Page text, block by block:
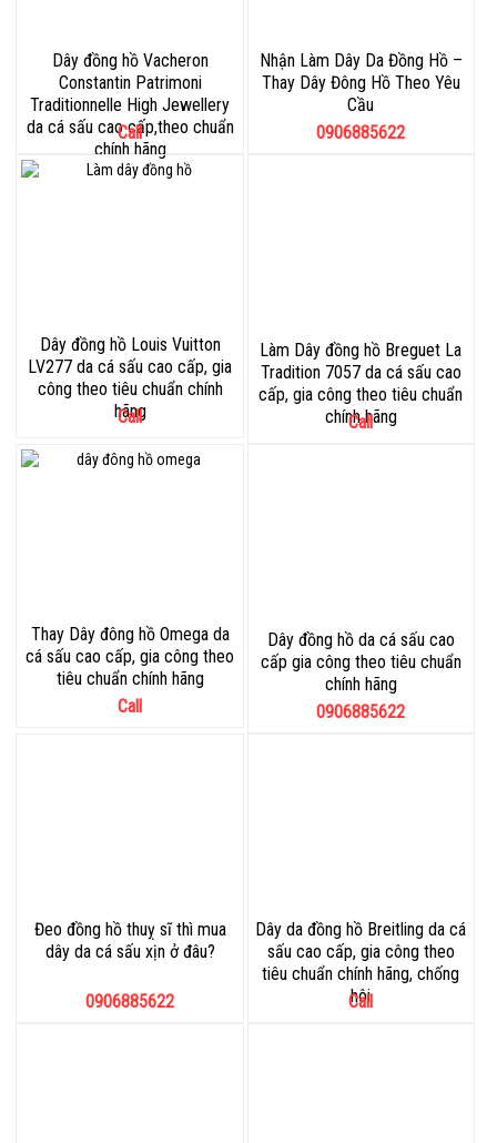
Dây đồng hồ Vacheron
Constantin Patrimoni
Traditionnelle High Jewellery
da cá sấu cao cấp,theo chuẩn
chính hãng
Call
Nhận Làm Dây Da Đồng Hồ –
Thay Dây Đông Hồ Theo Yêu
Cầu
0906885622
Dây đồng hồ Louis Vuitton
LV277 da cá sấu cao cấp, gia
công theo tiêu chuẩn chính
hãng
Call
Làm Dây đồng hồ Breguet La
Tradition 7057 da cá sấu cao
cấp, gia công theo tiêu chuẩn
chính hãng
Call
Thay Dây đông hồ Omega da
cá sấu cao cấp, gia công theo
tiêu chuẩn chính hãng
Call
Dây đồng hồ da cá sấu cao
cấp gia công theo tiêu chuẩn
chính hãng
0906885622
Đeo đồng hồ thuỵ sĩ thì mua
dây da cá sấu xịn ở đâu?
0906885622
Dây da đồng hồ Breitling da cá
sấu cao cấp, gia công theo
tiêu chuẩn chính hãng, chống
hôi
Call